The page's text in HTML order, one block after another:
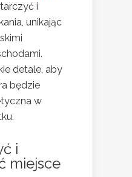
i
unikając
detale, aby
będzie
w
i
miejsce